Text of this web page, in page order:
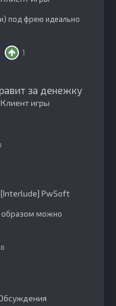
под фрею идеально
1
за денежку
Клиент игры
[Interlude] PwSoft
образом можно